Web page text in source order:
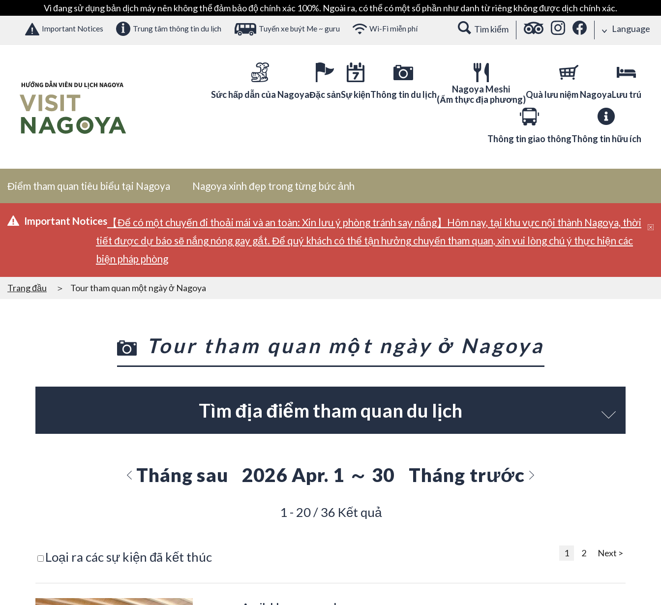
Vì đang sử dụng bản dịch máy nên không thể đảm bảo độ chính xác 100%. Ngoài ra, có thể có một số phần như danh từ riêng không được dịch chính xác.
Important Notices Trung tâm thông tin du lịch Tuyến xe buýt Me ~ guru Wi-Fi miễn phí Tìm kiếm Language
Sức hấp dẫn của NagoyaĐặc sảnSự kiệnThông tin du lịch
Nagoya Meshi
(Ẩm thực địa phương)Quà lưu niệm NagoyaLưu trú
Thông tin giao thôngThông tin hữu ích
Điểm tham quan tiêu biểu tại Nagoya Nagoya xinh đẹp trong từng bức ảnh
Important Notices 【Để có một chuyến đi thoải mái và an toàn: Xin lưu ý phòng tránh say nắng】Hôm nay, tại khu vực nội thành Nagoya, thời
tiết được dự báo sẽ nắng nóng gay gắt. Để quý khách có thể tận hưởng chuyến tham quan, xin vui lòng chú ý thực hiện các
biện pháp phòng
Trang đầu Tour tham quan một ngày ở Nagoya
Tour tham quan một ngày ở Nagoya
Tìm địa điểm tham quan du lịch
Tháng sau 2026 Apr. 1 ～ 30 Tháng trước
1 - 20 / 36 Kết quả
Loại ra các sự kiện đã kết thúc 1 2 Next >